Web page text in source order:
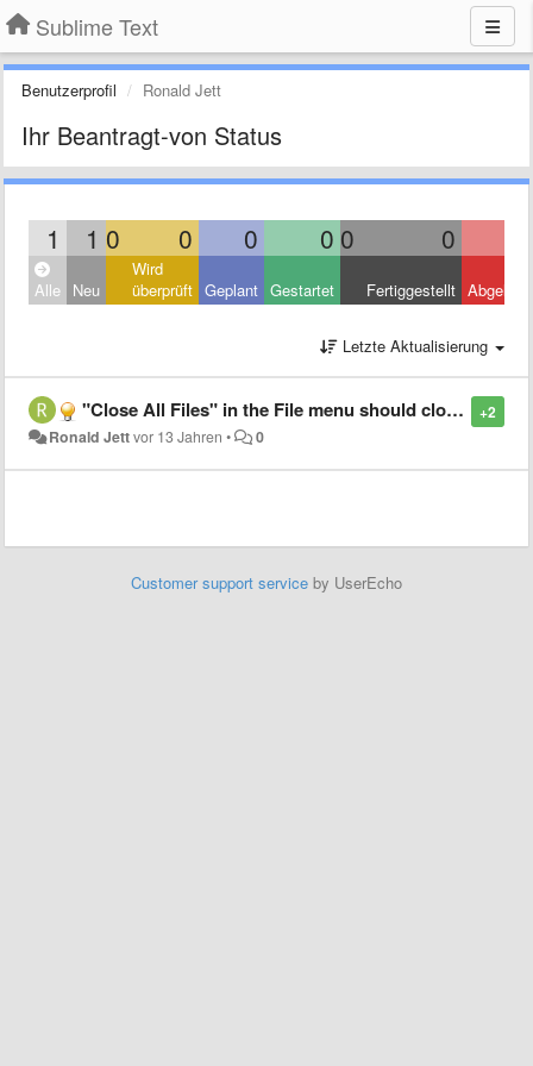
Sublime Text
Benutzerprofil Ronald Jett
Ihr Beantragt-von Status
1 1 0 0 0 0 0 0
Alle Neu
Wird
überprüft Geplant Gestartet Fertiggestellt
Letzte Aktualisierung
+2
"Close All Files" in the File menu should close all saved files first.
Ronald Jettvor 13 Jahren • 0
Customer support service by UserEcho